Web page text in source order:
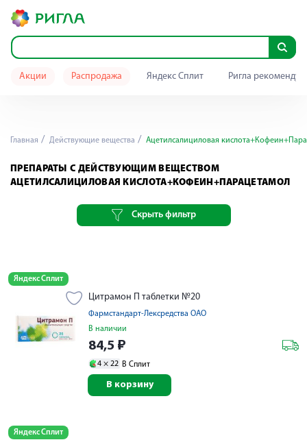
Акции Распродажа Яндекс Сплит Ригла
Главная Действующие вещества Ацетилсалициловая
ПРЕПАРАТЫ С ДЕЙСТВУЮЩИМ ВЕЩЕСТВОМ
АЦЕТИЛСАЛИЦИЛОВАЯ КИСЛОТА+КОФЕИН+ПАРАЦЕТАМОЛ
Скрыть фильтр
Яндекс Сплит
Цитрамон П таблетки №20
Фармстандарт-Лексредства ОАО
В наличии
84,5 ₽
4 × 22 В Сплит
В корзину
Яндекс Сплит